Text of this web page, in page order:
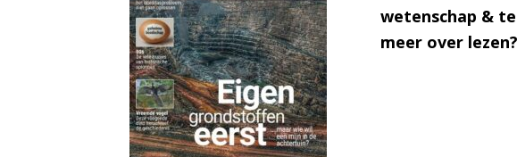
wetenschap &
meer over lezen?